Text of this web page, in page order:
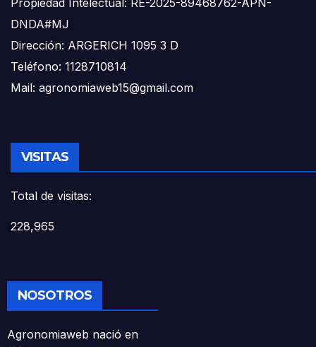
Propiedad Intelectual: RE-2025-89468762-APN-
DNDA#MJ
Dirección: ARGERICH 1095 3 D
Teléfono: 1128710814
Mail: agronomiaweb15@gmail.com
VISITAS
Total de visitas:
228,965
NOSOTROS
Agronomiaweb nació en